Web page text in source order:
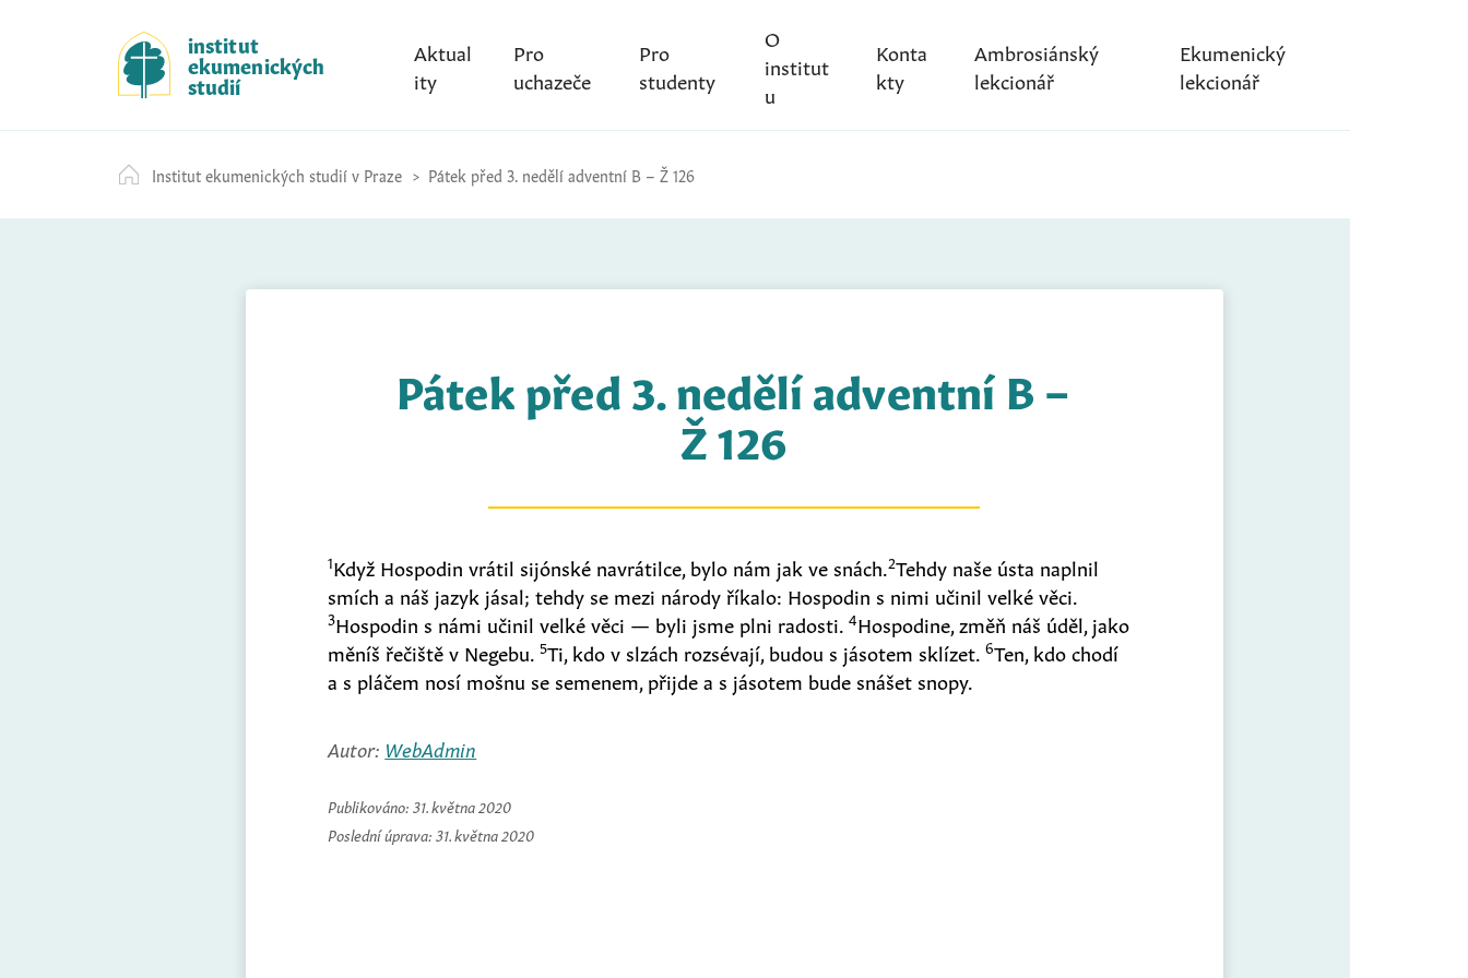
k
i
p
t
c
o
institut
ekumenických
studií
Aktual
ity
Pro
uchazeče
Pro
studenty
O
institut
u
Konta
kty
Ambrosiánský
lekcionář
Ekumenický
lekcionář
Institut ekumenických studií v Praze Pátek před 3. nedělí adventní B – Ž 126
Pátek před 3. nedělí adventní B –
Ž 126
1Když Hospodin vrátil sijónské navrátilce, bylo nám jak ve snách.2Tehdy naše ústa naplnil
smích a náš jazyk jásal; tehdy se mezi národy říkalo: Hospodin s nimi učinil velké věci.
3Hospodin s námi učinil velké věci — byli jsme plni radosti.4Hospodine, změň náš úděl, jako
měníš řečiště v Negebu.5Ti, kdo v slzách rozsévají, budou s jásotem sklízet.6Ten, kdo chodí
a s pláčem nosí mošnu se semenem, přijde a s jásotem bude snášet snopy.
Autor: WebAdmin
Publikováno: 31. května 2020
Poslední úprava: 31. května 2020